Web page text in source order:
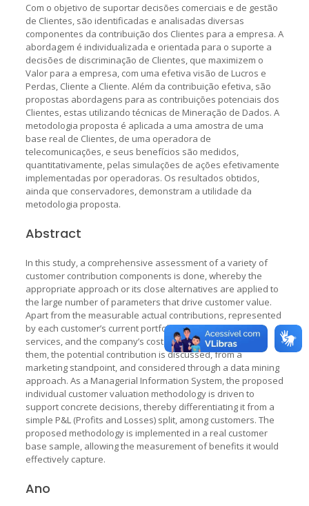
Com o objetivo de suportar decisões comerciais e de gestão
de Clientes, são identificadas e analisadas diversas
componentes da contribuição dos Clientes para a empresa. A
abordagem é individualizada e orientada para o suporte a
decisões de discriminação de Clientes, que maximizem o
Valor para a empresa, com uma efetiva visão de Lucros e
Perdas, Cliente a Cliente. Além da contribuição efetiva, são
propostas abordagens para as contribuições potenciais dos
Clientes, estas utilizando técnicas de Mineração de Dados. A
metodologia proposta é aplicada a uma amostra de uma
base real de Clientes, de uma operadora de
telecomunicações, e seus benefícios são medidos,
quantitativamente, pelas simulações de ações efetivamente
implementadas por operadoras. Os resultados obtidos,
ainda que conservadores, demonstram a utilidade da
metodologia proposta.
Abstract
In this study, a comprehensive assessment of a variety of
customer contribution components is done, whereby the
appropriate approach or its close alternatives are applied to
the large number of parameters that drive customer value.
Apart from the measurable actual contributions, represented
by each customer’s current portfolio of products and
services, and the company’s costs to provide and deliver
them, the potential contribution is discussed, from a
marketing standpoint, and considered through a data mining
approach. As a Managerial Information System, the proposed
individual customer valuation methodology is driven to
support concrete decisions, thereby differentiating it from a
simple P&L (Profits and Losses) split, among customers. The
proposed methodology is implemented in a real customer
base sample, allowing the measurement of benefits it would
effectively capture.
Ano